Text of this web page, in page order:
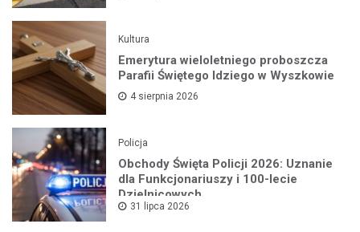
Kultura
Emerytura wieloletniego proboszcza
Parafii Świętego Idziego w Wyszkowie
4 sierpnia 2026
Policja
Obchody Święta Policji 2026: Uznanie
dla Funkcjonariuszy i 100-lecie
Dzielnicowych
31 lipca 2026